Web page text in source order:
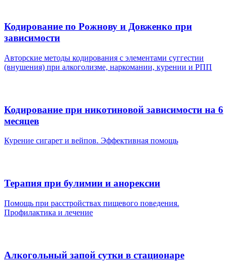
Кодирование по Рожнову и Довженко при
зависимости
Авторские методы кодирования с элементами суггестии
(внушения) при алкоголизме, наркомании, курении и РПП
Кодирование при никотиновой зависимости на 6
месяцев
Курение сигарет и вейпов. Эффективная помощь
Терапия при булимии и анорексии
Помощь при расстройствах пищевого поведения.
Профилактика и лечение
Алкогольный запой сутки в стационаре